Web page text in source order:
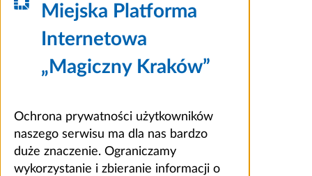
Miejska Platforma
Internetowa
„Magiczny Kraków”
Ochrona prywatności użytkowników
naszego serwisu ma dla nas bardzo
duże znaczenie. Ograniczamy
wykorzystanie i zbieranie informacji o